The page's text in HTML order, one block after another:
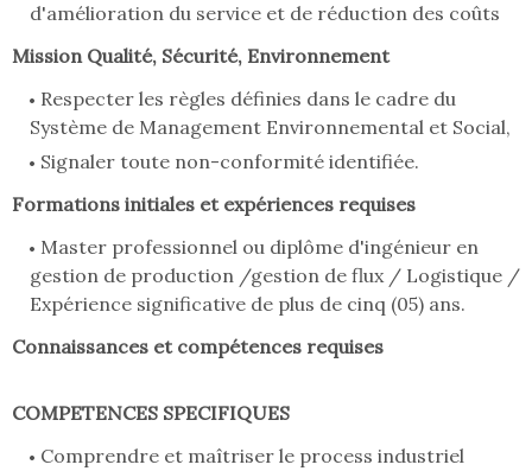
d'amélioration du service et de réduction des coûts
Mission Qualité, Sécurité, Environnement
Respecter les règles définies dans le cadre du
Système de Management Environnemental et Social,
Signaler toute non-conformité identifiée.
Formations initiales et expériences requises
Master professionnel ou diplôme d'ingénieur en
gestion de production /gestion de flux / Logistique /
Expérience significative de plus de cinq (05) ans.
Connaissances et compétences requises
COMPETENCES SPECIFIQUES
Comprendre et maîtriser le process industriel